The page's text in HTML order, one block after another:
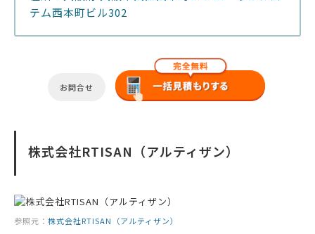
テム西本町ビル302
お問合せ
株式会社RTISAN（アルティザン）
参照元： 株式会社RTISAN（アルティザン）